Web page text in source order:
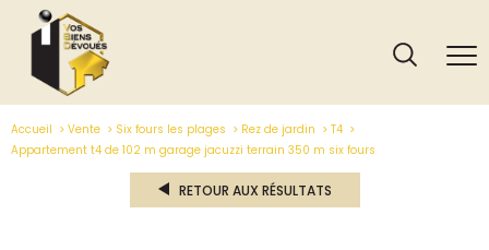
Accueil Vente Six fours les plages Rez de jardin
T4
Appartement t4 de 102 m garage jacuzzi terrain 350 m six fours
RETOUR AUX RÉSULTATS